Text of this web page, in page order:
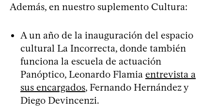
Además, en nuestro suplemento Cultura:
A un año de la inauguración del espacio
cultural La Incorrecta, donde también
funciona la escuela de actuación
Panóptico, Leonardo Flamia entrevista a
sus encargados, Fernando Hernández y
Diego Devincenzi.